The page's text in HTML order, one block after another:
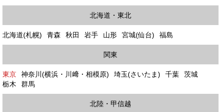
北海道・東北
北海道(札幌) 青森 秋田 岩手 山形 宮城(仙台) 福島
関東
東京 神奈川(横浜・川﨑・相模原) 埼玉(さいたま) 千葉
茨城
栃木
群馬
北陸・甲信越